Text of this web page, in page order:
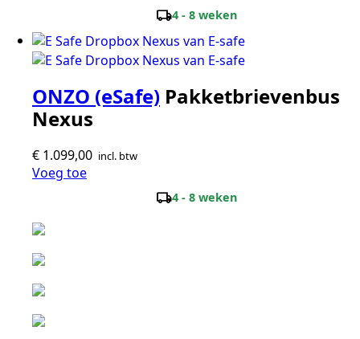
local_shipping4 - 8 weken
ONZO (eSafe) Pakketbrievenbus
Nexus
€ 1.099,00 incl. btw
Voeg toe
local_shipping4 - 8 weken